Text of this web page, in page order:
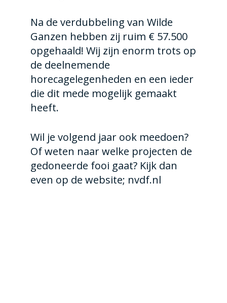
Na de verdubbeling van Wilde
Ganzen hebben zij ruim € 57.500
opgehaald! Wij zijn enorm trots op
de deelnemende
horecagelegenheden en een ieder
die dit mede mogelijk gemaakt
heeft.
Wil je volgend jaar ook meedoen?
Of weten naar welke projecten de
gedoneerde fooi gaat? Kijk dan
even op de website; nvdf.nl